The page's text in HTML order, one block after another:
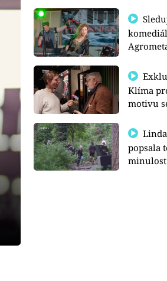
Sledujte
prima+
Exkluzivně: Josef
Klíma
motivu
Linda Rybová
popsala
minulost